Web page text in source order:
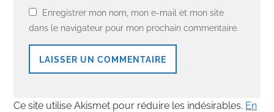
Enregistrer mon nom, mon e-mail et mon site
dans le navigateur pour mon prochain commentaire.
Ce site utilise Akismet pour réduire les indésirables. En